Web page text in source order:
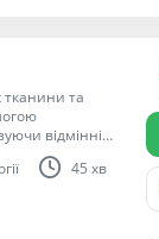
тканини та
відмінні
45 хв